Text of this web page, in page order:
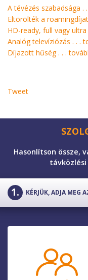
A tévézés szabadsága .
Eltörölték a
HD-ready, full vagy
Analóg televíziózás . . .
Díjazott hűség . . .
Tweet
Hasonlítson össze,
KÉRJÜK, ADJA MEG